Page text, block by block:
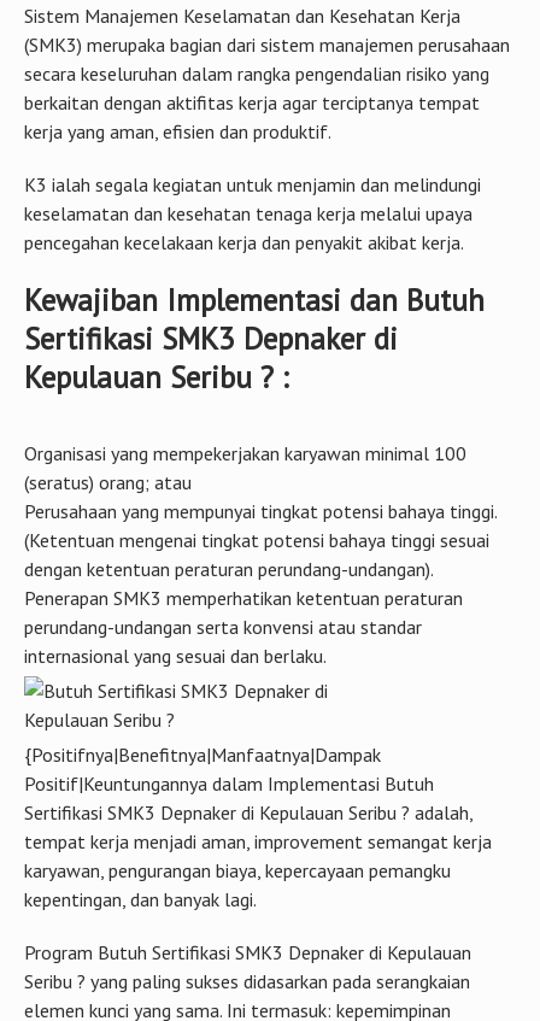
berkaitan dengan aktifitas kerja agar terciptanya tempat
kerja yang aman, efisien dan produktif.
K3 ialah segala kegiatan untuk menjamin dan melindungi
keselamatan dan kesehatan tenaga kerja melalui upaya
Kewajiban Implementasi dan Butuh
Sertifikasi SMK3 Depnaker di
Kepulauan Seribu ? :
Organisasi yang mempekerjakan karyawan minimal 100
(seratus) orang; atau
(Ketentuan mengenai tingkat potensi bahaya tinggi sesuai
dengan ketentuan peraturan perundang-undangan).
Penerapan SMK3 memperhatikan ketentuan peraturan
perundang-undangan serta konvensi atau standar
internasional yang sesuai dan berlaku.
{Positifnya|Benefitnya|Manfaatnya|Dampak
Positif|Keuntungannya dalam Implementasi Butuh
Sertifikasi SMK3 Depnaker di Kepulauan Seribu ? adalah,
tempat kerja menjadi aman, improvement semangat kerja
karyawan, pengurangan biaya, kepercayaan pemangku
kepentingan, dan banyak lagi.
Program Butuh Sertifikasi SMK3 Depnaker di Kepulauan
Seribu ? yang paling sukses didasarkan pada serangkaian
manajemen, partisipasi karyawan, identifikasi bahaya,
pencegahan dan pengendalian bahaya, pendidikan dan
pelatihan, serta evaluasi dan peningkatan program.